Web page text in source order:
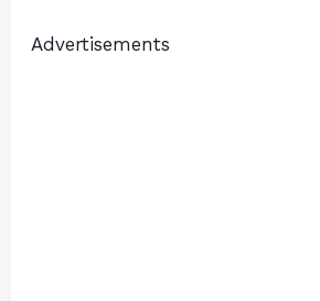
Advertisements